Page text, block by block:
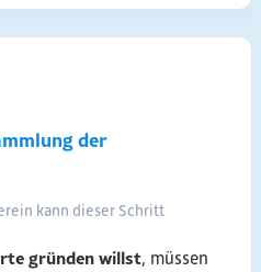
der
kann dieser Schritt
gründen willst, müssen